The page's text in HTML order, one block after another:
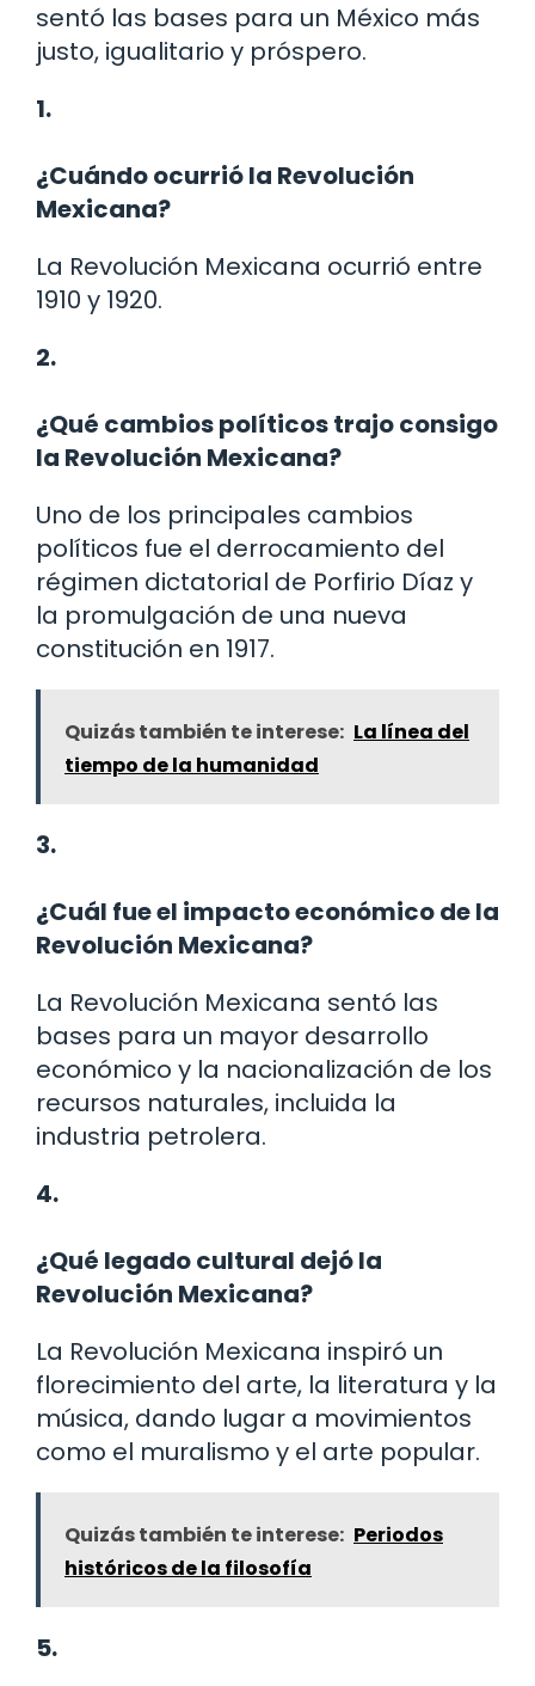
sentó las bases para un México más
justo, igualitario y próspero.
1.
¿Cuándo ocurrió la Revolución
Mexicana?
La Revolución Mexicana ocurrió entre
1910 y 1920.
2.
¿Qué cambios políticos trajo consigo
la Revolución Mexicana?
Uno de los principales cambios
políticos fue el derrocamiento del
régimen dictatorial de Porfirio Díaz y
la promulgación de una nueva
constitución en 1917.
Quizás también te interese: La línea del
tiempo de la humanidad
3.
¿Cuál fue el impacto económico de la
Revolución Mexicana?
La Revolución Mexicana sentó las
bases para un mayor desarrollo
económico y la nacionalización de los
recursos naturales, incluida la
industria petrolera.
4.
¿Qué legado cultural dejó la
Revolución Mexicana?
La Revolución Mexicana inspiró un
florecimiento del arte, la literatura y la
música, dando lugar a movimientos
como el muralismo y el arte popular.
Quizás también te interese: Periodos
históricos de la filosofía
5.